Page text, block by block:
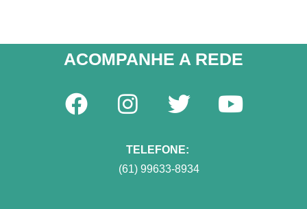
ACOMPANHE A REDE​
TELEFONE:
(61) 99633-8934